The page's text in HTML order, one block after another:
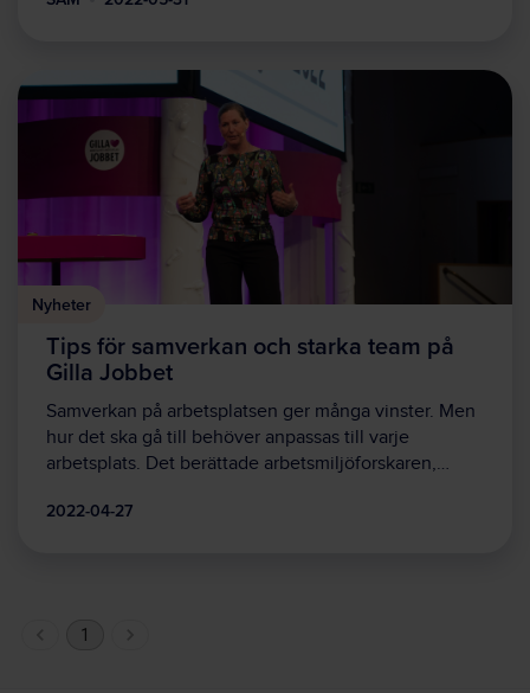
Nyheter
Tips för samverkan och starka team på
Gilla Jobbet
Samverkan på arbetsplatsen ger många vinster. Men
hur det ska gå till behöver anpassas till varje
arbetsplats. Det berättade arbetsmiljöforskaren,…
2022-04-27
1